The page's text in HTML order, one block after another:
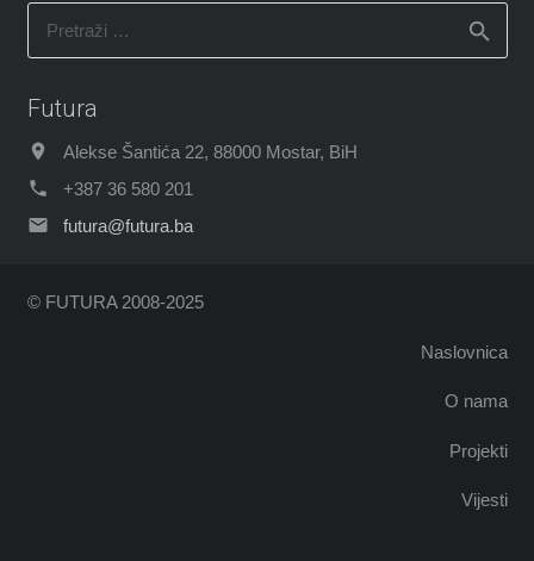
Pretraži:
Futura
Alekse Šantića 22, 88000 Mostar, BiH
+387 36 580 201
futura@futura.ba
© FUTURA 2008-2025
Naslovnica
O nama
Projekti
Vijesti